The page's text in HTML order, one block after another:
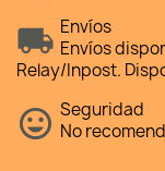
Envíos
Envíos
Relay/Inpost.
Seguridad
No